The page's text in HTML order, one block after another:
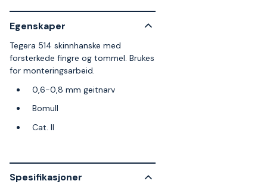
Egenskaper
Tegera 514 skinnhanske med
forsterkede fingre og tommel. Brukes
for monteringsarbeid.
0,6-0,8 mm geitnarv
Bomull
Cat. II
Spesifikasjoner